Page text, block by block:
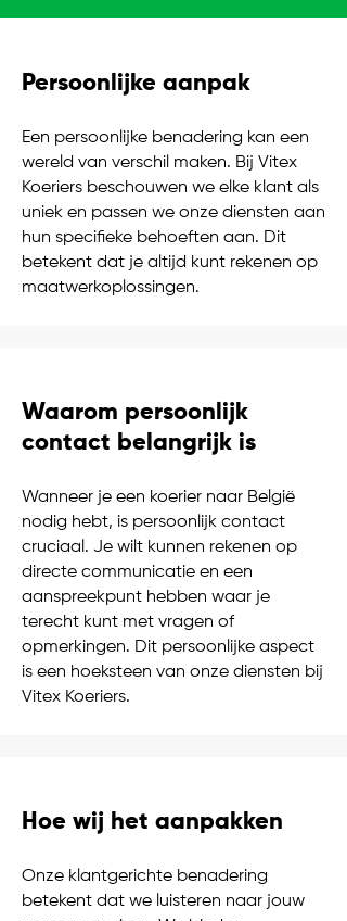
Persoonlijke aanpak
Een persoonlijke benadering kan een
wereld van verschil maken. Bij Vitex
Koeriers beschouwen we elke klant als
uniek en passen we onze diensten aan
hun specifieke behoeften aan. Dit
betekent dat je altijd kunt rekenen op
maatwerkoplossingen.
Waarom persoonlijk
contact belangrijk is
Wanneer je een koerier naar België
nodig hebt, is persoonlijk contact
cruciaal. Je wilt kunnen rekenen op
directe communicatie en een
aanspreekpunt hebben waar je
terecht kunt met vragen of
opmerkingen. Dit persoonlijke aspect
is een hoeksteen van onze diensten bij
Vitex Koeriers.
Hoe wij het aanpakken
Onze klantgerichte benadering
betekent dat we luisteren naar jouw